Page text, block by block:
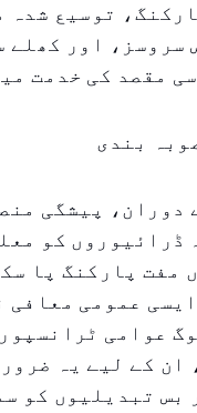
توسیع شدہ
سروسز، اور کھلے
مقصد کی خدمت
بندی
دوران، پیشگی
ڈرائیوروں کو
مفت پارکنگ پا
عمومی معافی
عوامی
ان کے لیے یہ
بس تبدیلیوں کو